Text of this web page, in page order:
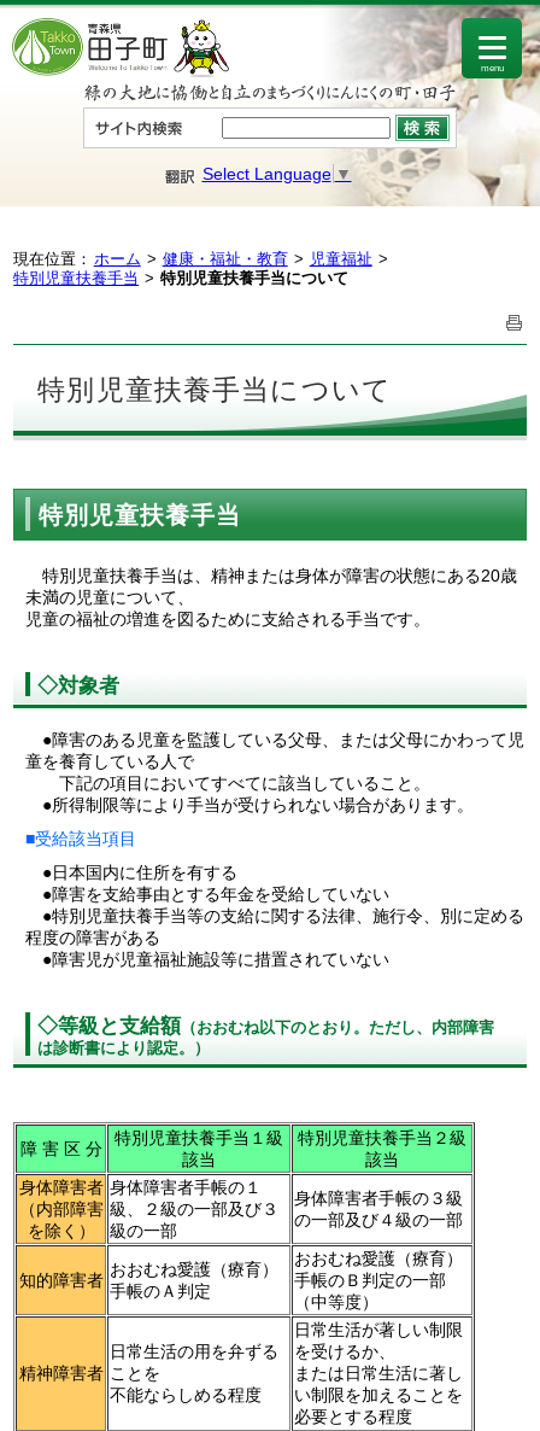
Select Language ▼
menu
現在位置： ホーム 健康・福祉・教育
児童福祉
特別児童扶養手当
特別児童扶養手当について
特別児童扶養手当について
特別児童扶養手当
特別児童扶養手当は、精神または身体が障害の状態にある20歳
未満の児童について、
児童の福祉の増進を図るために支給される手当です。
◇対象者
●障害のある児童を監護している父母、または父母にかわって児
童を養育している人で
下記の項目においてすべてに該当していること。
●所得制限等により手当が受けられない場合があります。
■受給該当項目
●日本国内に住所を有する
●障害を支給事由とする年金を受給していない
●特別児童扶養手当等の支給に関する法律、施行令、別に定める
程度の障害がある
●障害児が児童福祉施設等に措置されていない
◇等級と支給額 （おおむね以下のとおり。ただし、内部障害
は診断書により認定。）
障 害 区 分
特別児童扶養手当１級
該当
特別児童扶養手当２級
該当
身体障害者
（内部障害
を除く）
身体障害者手帳の１
級、２級の一部及び３
級の一部
身体障害者手帳の３級
の一部及び４級の一部
知的障害者
おおむね愛護（療育）
手帳のＡ判定
おおむね愛護（療育）
手帳のＢ判定の一部
（中等度）
精神障害者
日常生活の用を弁ずる
ことを
不能ならしめる程度
日常生活が著しい制限
を受けるか、
または日常生活に著し
い制限を加えることを
必要とする程度